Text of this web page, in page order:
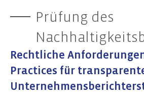
Prüfung des
Rechtliche
Practices für